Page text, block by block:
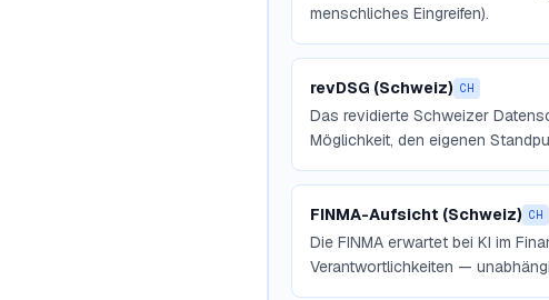
menschliches Eingreifen).
revDSG (Schweiz) CH
Das revidierte Schweizer
Möglichkeit, den eigenen
FINMA-Aufsicht (Schweiz) CH
Die FINMA erwartet bei KI im
Verantwortlichkeiten —